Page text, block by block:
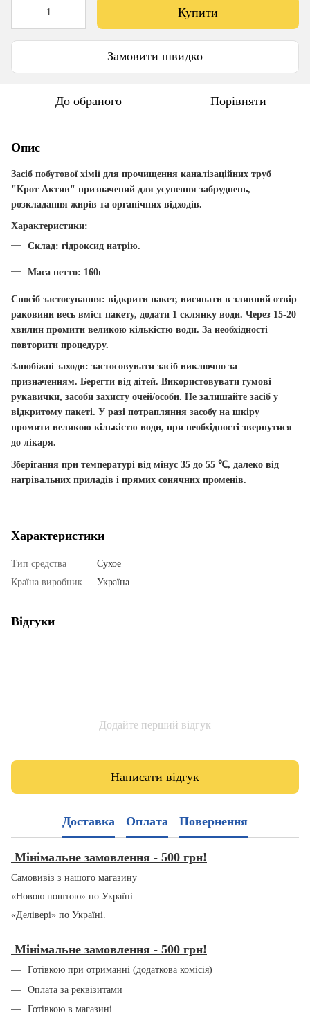
Купити
Замовити швидко
До обраного Порівняти
Опис
Засіб побутової хімії для прочищення каналізаційних труб
"Крот Актив" призначений для усунення забруднень,
розкладання жирів та органічних відходів.
Характеристики:
Склад: гідроксид натрію.
Маса нетто: 160г
Спосіб застосування: відкрити пакет, висипати в зливний отвір
раковини весь вміст пакету, додати 1 склянку води. Через 15-20
хвилин промити великою кількістю води. За необхідності
повторити процедуру.
Запобіжні заходи: застосовувати засіб виключно за
призначенням. Берегти від дітей. Використовувати гумові
рукавички, засоби захисту очей/особи. Не залишайте засіб у
відкритому пакеті. У разі потрапляння засобу на шкіру
промити великою кількістю води, при необхідності звернутися
до лікаря.
Зберігання при температурі від мінус 35 до 55 ℃, далеко від
нагрівальних приладів і прямих сонячних променів.
Характеристики
Тип средства
Сухое
Країна виробник
Україна
Відгуки
Додайте перший відгук
Написати відгук
Доставка Оплата Повернення
Мінімальне замовлення - 500 грн!
Самовивіз з нашого магазину
«Новою поштою» по Україні.
«Делівері» по Україні.
Мінімальне замовлення - 500 грн!
Готівкою при отриманні (додаткова комісія)
Оплата за реквізитами
Готівкою в магазині